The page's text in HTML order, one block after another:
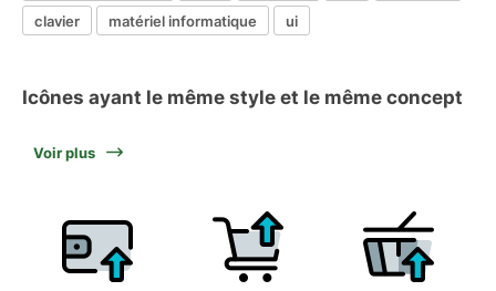
clavier
matériel informatique ui
Icônes ayant le même style et le même concept
Voir plus